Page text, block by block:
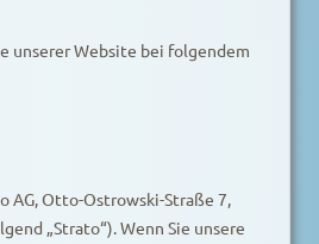
unserer Website bei folgendem
AG, Otto-Ostrowski-Straße 7,
„Strato“). Wenn Sie unsere